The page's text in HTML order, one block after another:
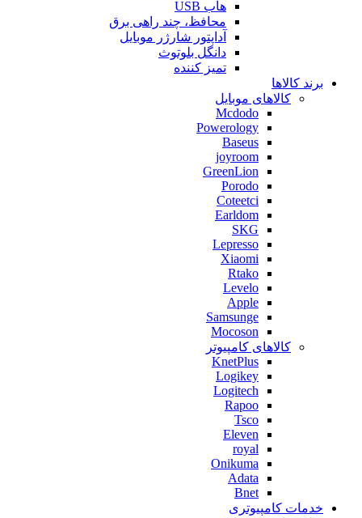
هاب USB
محافظ، چند راهی برق
آداپتور شارژر موبایل
دانگل بلوتوث
تمیز کننده
برند کالاها
کالاهای موبایل
Mcdodo
Powerology
Baseus
joyroom
GreenLion
Porodo
Coteetci
Earldom
SKG
Lepresso
Xiaomi
Rtako
Levelo
Apple
Samsunge
Mocoson
کالاهای کامپیوتر
KnetPlus
Logikey
Logitech
Rapoo
Tsco
Eleven
royal
Onikuma
Adata
Bnet
خدمات کامپیوتری